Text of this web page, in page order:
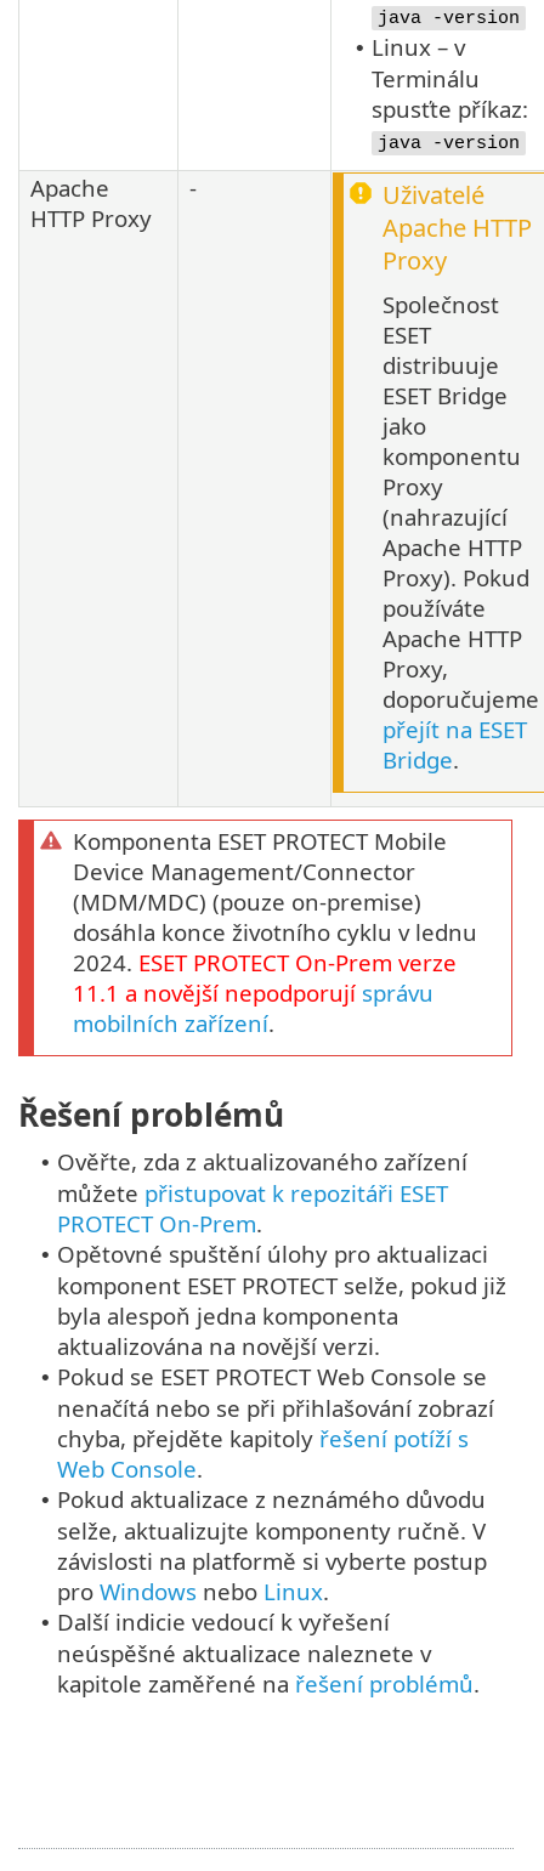
java -version
• Linux – v
Terminálu
spusťte příkaz:
java -version
Apache
HTTP Proxy
-
Uživatelé
Apache HTTP
Proxy
Společnost
ESET
distribuuje
ESET Bridge
jako
komponentu
Proxy
(nahrazující
Apache HTTP
Proxy). Pokud
používáte
Apache HTTP
Proxy,
doporučujeme
přejít na ESET
Bridge.
Komponenta ESET PROTECT Mobile
Device Management/Connector
(MDM/MDC) (pouze on-premise)
dosáhla konce životního cyklu v lednu
2024. ESET PROTECT On-Prem verze
11.1 a novější nepodporují správu
mobilních zařízení.
Řešení problémů
• Ověřte, zda z aktualizovaného zařízení
můžete přistupovat k repozitáři ESET
PROTECT On-Prem.
• Opětovné spuštění úlohy pro aktualizaci
komponent ESET PROTECT selže, pokud již
byla alespoň jedna komponenta
aktualizována na novější verzi.
• Pokud se ESET PROTECT Web Console se
nenačítá nebo se při přihlašování zobrazí
chyba, přejděte kapitoly řešení potíží s
Web Console.
• Pokud aktualizace z neznámého důvodu
selže, aktualizujte komponenty ručně. V
závislosti na platformě si vyberte postup
pro Windows nebo Linux.
• Další indicie vedoucí k vyřešení
neúspěšné aktualizace naleznete v
kapitole zaměřené na řešení problémů.